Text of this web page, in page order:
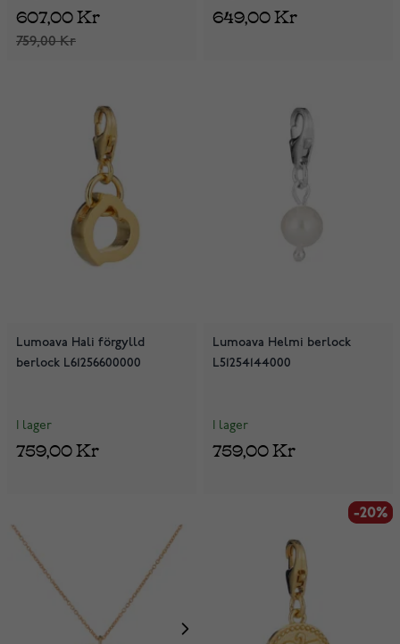
759,00 Kr
607,00 Kr 649,00 Kr
Lumoava Hali förgylld
berlock L61256600000
I lager
759,00 Kr
Lumoava Helmi berlock
L51254144000
I lager
759,00 Kr
-20%
-20%